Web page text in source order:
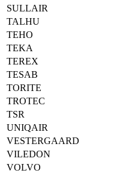
SULLAIR
TALHU
TEHO
TEKA
TEREX
TESAB
TORITE
TROTEC
TSR
UNIQAIR
VESTERGAARD
VILEDON
VOLVO